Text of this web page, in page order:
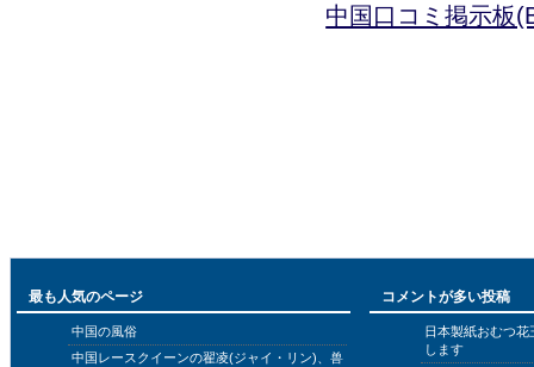
中国口コミ掲示板
最も人気のページ
中国の風俗
中国レースクイーンの翟凌(ジャイ・リン)、兽
コメントが多い投稿
日本製紙おむつ
します